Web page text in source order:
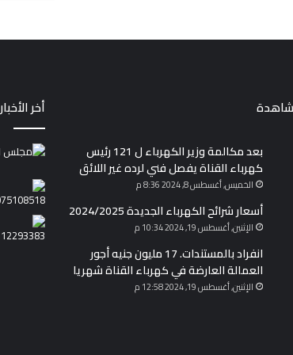
مشاهدة
بعد مكالمة وزير الكهرباء ل 121 رئيس
كهرباء القناة يفصل فني لرده غير اللائق
الخميس, أغسطس 8, 2024 8:36 م
أسعار شرائح الكهرباء الجديدة 2024/2025
الإثنين, أغسطس 19, 2024 10:34 م
انفراد بالمستندات. 17 مليون جنيه أجور
العمالة العارضة في كهرباء القناة شهريا
الإثنين, أغسطس 19, 2024 12:58 م
أخر الأخبار